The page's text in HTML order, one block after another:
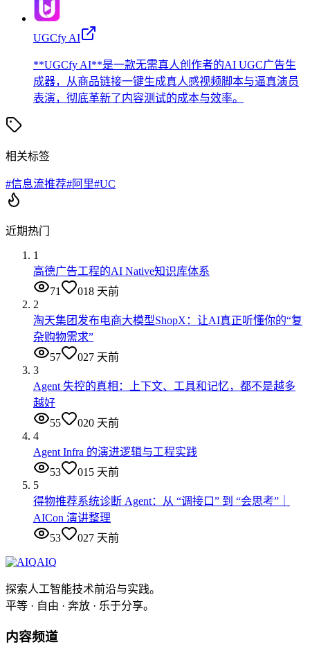
UGCfy AI
**UGCfy AI**是一款无需真人创作者的AI UGC广告生
成器，从商品链接一键生成真人感视频脚本与逼真演员
表演，彻底革新了内容测试的成本与效率。
相关标签
#信息流推荐#阿里#UC
近期热门
1
高德广告工程的AI Native知识库体系
71
018 天前
2
淘天集团发布电商大模型ShopX：让AI真正听懂你的“复
杂购物需求”
57
027 天前
3
Agent 失控的真相：上下文、工具和记忆，都不是越多
越好
55
020 天前
4
Agent Infra 的演进逻辑与工程实践
53
015 天前
5
得物推荐系统诊断 Agent：从 “调接口” 到 “会思考”｜
AICon 演讲整理
53
027 天前
AIQ
探索人工智能技术前沿与实践。
平等 · 自由 · 奔放 · 乐于分享。
内容频道